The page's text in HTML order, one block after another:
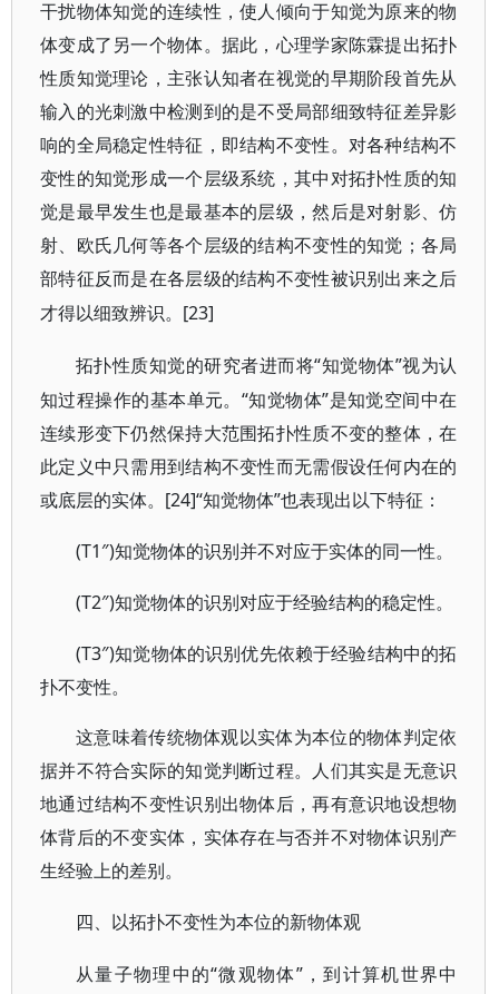
干扰物体知觉的连续性，使人倾向于知觉为原来的物
体变成了另一个物体。据此，心理学家陈霖提出拓扑
性质知觉理论，主张认知者在视觉的早期阶段首先从
输入的光刺激中检测到的是不受局部细致特征差异影
响的全局稳定性特征，即结构不变性。对各种结构不
变性的知觉形成一个层级系统，其中对拓扑性质的知
觉是最早发生也是最基本的层级，然后是对射影、仿
射、欧氏几何等各个层级的结构不变性的知觉；各局
部特征反而是在各层级的结构不变性被识别出来之后
才得以细致辨识。 [23]
拓扑性质知觉的研究者进而将“知觉物体”视为认
知过程操作的基本单元。“知觉物体”是知觉空间中在
连续形变下仍然保持大范围拓扑性质不变的整体，在
此定义中只需用到结构不变性而无需假设任何内在的
或底层的实体。[24]“知觉物体”也表现出以下特征：
(T1″)知觉物体的识别并不对应于实体的同一性。
(T2″)知觉物体的识别对应于经验结构的稳定性。
(T3″)知觉物体的识别优先依赖于经验结构中的拓
扑不变性。
这意味着传统物体观以实体为本位的物体判定依
据并不符合实际的知觉判断过程。人们其实是无意识
地通过结构不变性识别出物体后，再有意识地设想物
体背后的不变实体，实体存在与否并不对物体识别产
生经验上的差别。
四、以拓扑不变性为本位的新物体观
从量子物理中的“微观物体”，到计算机世界中